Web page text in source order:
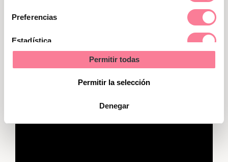
Preferencias
Estadística
Permitir todas
Permitir la selección
Denegar
lado, proteger al planeta de tantos
residuos nocivos.
🎥Vídeo:
correctamente el pañal a tu bebé